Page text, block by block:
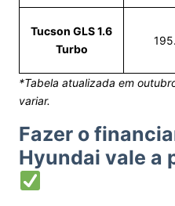
Tucson GLS 1.6
Turbo
*Tabela atualizada em
variar.
Fazer o
Hyundai vale a